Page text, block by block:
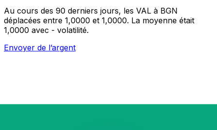
Au cours des 90 derniers jours, les VAL à BGN
déplacées entre 1,0000 et 1,0000. La moyenne était
1,0000 avec - volatilité.
Envoyer de l’argent
nécessaires pour vos transferts d'argent internationaux